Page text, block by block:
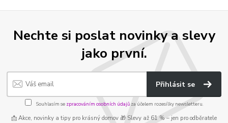
Nechte si poslat novinky a slevy
jako první.
Přihlásit se
Souhlasím se zpracováním osobních údajůza účelem rozesílky newsletteru.
📩 Akce, novinky a tipy pro krásný domov 🎁 Slevy až 61 % – jen pro odběratele